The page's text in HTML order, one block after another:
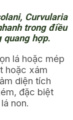
Curvularia
trong điều
quang hợp.
lá hoặc mép
hoặc xám
diện tích
đặc biệt
non.